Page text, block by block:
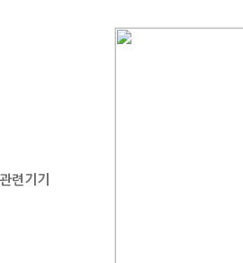
련기기